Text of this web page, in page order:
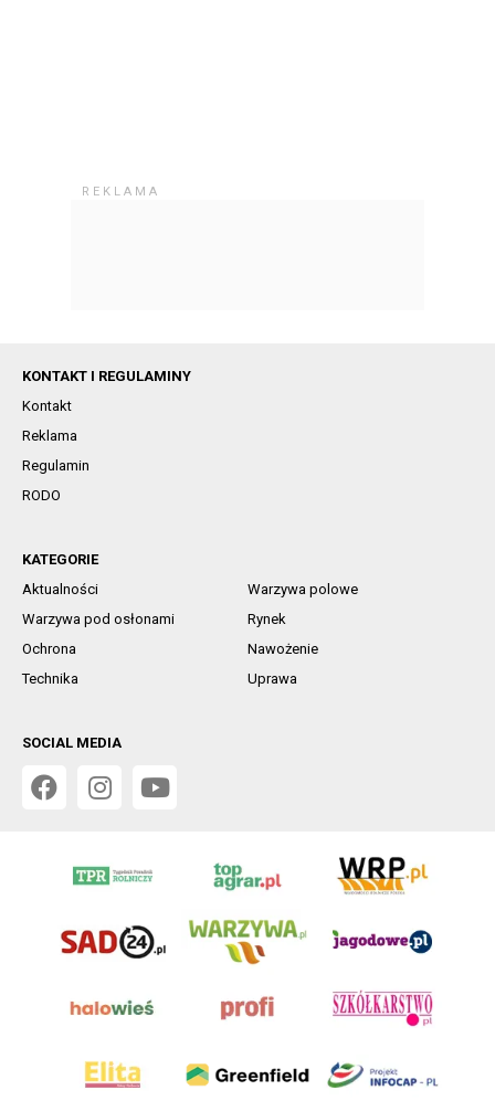
KONTAKT I REGULAMINY
Kontakt
Reklama
Regulamin
RODO
KATEGORIE
Aktualności
Warzywa polowe
Warzywa pod osłonami
Rynek
Ochrona
Nawożenie
Technika
Uprawa
SOCIAL MEDIA